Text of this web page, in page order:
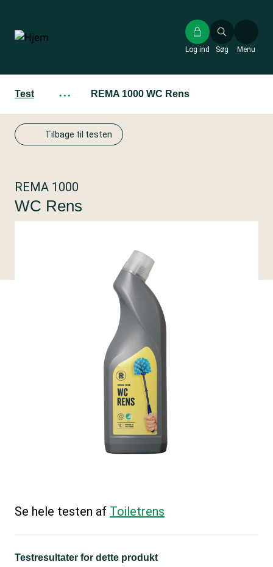
hovedindhold
Søg
Log ind Menu
Test ··· REMA 1000 WC Rens
Tilbage til testen
REMA 1000
WC Rens
Se hele testen af Toiletrens
Testresultater for dette produkt